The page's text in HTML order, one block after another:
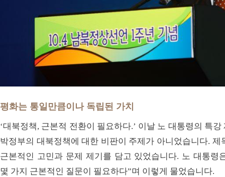
평화는 통일만큼이나 독립된 가치
‘대북정책, 근본적 전환이 필요하다.’ 이날 노 대통령의 특
박정부의 대북정책에 대한 비판이 주제가 아니었습니다.
근본적인 고민과 문제 제기를 담고 있었습니다. 노 대통령
몇 가지 근본적인 질문이 필요하다”며 이렇게 물었습니다.